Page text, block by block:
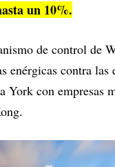
un 10%.
de control de
enérgicas contra las
York con empresas